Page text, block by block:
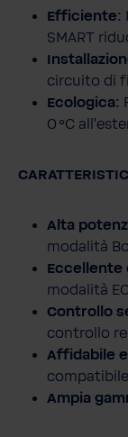
Efficiente:
SMART
circuito di
Ecologica:
0 °C
Alta
modalità
Eccellente
modalità
Controllo
controllo
Affidabile
Ampia